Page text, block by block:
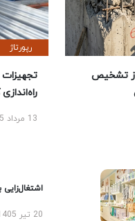
تشخیص
رپورتاژ
تجهیزات
13 مرداد 1405
اشتغال‌زایی
20 تیر 1405